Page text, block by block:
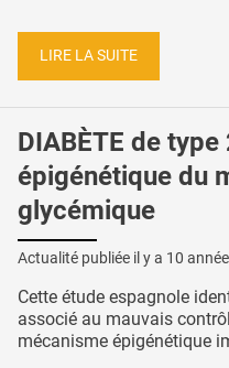
LIRE LA SUITE
DIABÈTE de
épigénétique du
glycémique
Actualité publiée il y a 10
Cette étude espagnole
associé au mauvais
mécanisme épigénétique